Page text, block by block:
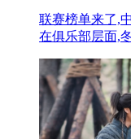
联赛榜单来了,
在俱乐部层面,